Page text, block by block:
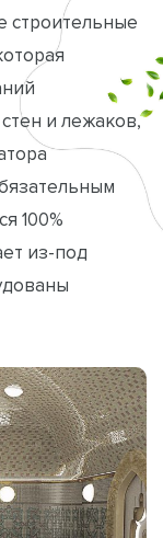
строительные
и лежаков,
100%
из-под